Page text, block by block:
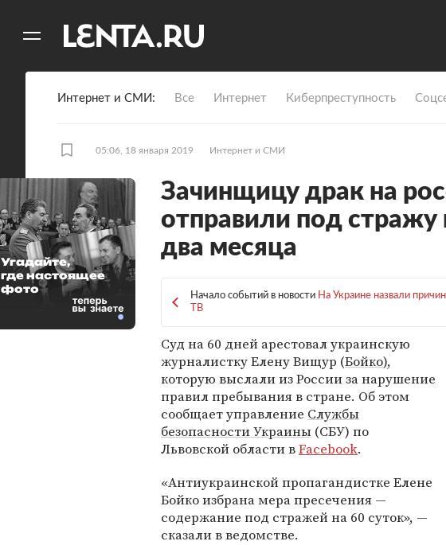
Интернет и СМИ Все Интернет Киберпреступность
05:06, 18 января 2019 Интернет и СМИ
Зачинщицу драк на
отправили под стражу
два месяца
Начало событий в новости На Украине назвали
ТВ
Суд на 60 дней арестовал украинскую
журналистку Елену Вищур (Бойко),
которую выслали из России за нарушение
правил пребывания в стране. Об этом
сообщает управление Службы
безопасности Украины (СБУ) по
Львовской области вFacebook.
«Антиукраинской пропагандистке Елене
Бойко избрана мера пресечения —
содержание под стражей на 60 суток», —
сказали в ведомстве.
Угадайте,
где настоящее
фото